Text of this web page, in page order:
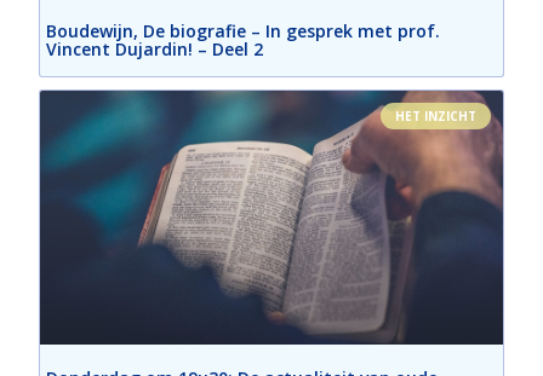
Boudewijn, De biografie – In gesprek met prof.
Vincent Dujardin! – Deel 2
HET INZICHT